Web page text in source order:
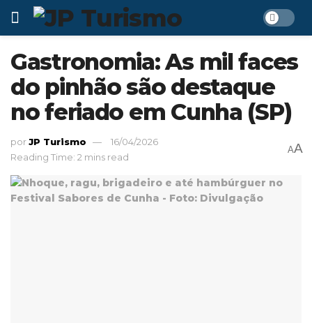
Gastronomia: As mil faces
do pinhão são destaque
no feriado em Cunha (SP)
porJP Turismo
16/04/2026
Reading Time: 2 mins read
AA